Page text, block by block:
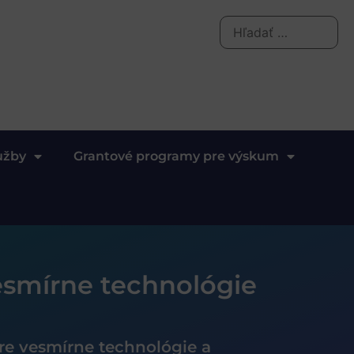
Grantové programy pre výskum
technológie
vesmírne technológie a